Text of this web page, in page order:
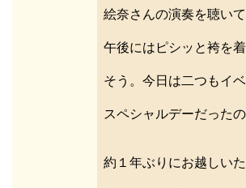
絵奈さんの演奏を聴いて
午後にはピシッと袴を着
そう。今日は二つもイ
スペシャルデーだった
約１年ぶりにお越しい